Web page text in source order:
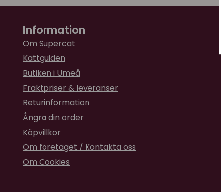
Information
Om Supercat
Kattguiden
Butiken i Umeå
Fraktpriser & leveranser
Returinformation
Ångra din order
Köpvillkor
Om företaget / Kontakta oss
Om Cookies